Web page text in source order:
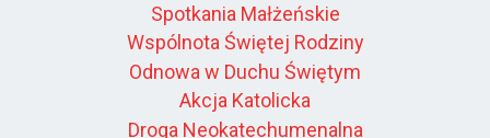
Spotkania Małżeńskie
Wspólnota Świętej Rodziny
Odnowa w Duchu Świętym
Akcja Katolicka
Droga Neokatechumenalna